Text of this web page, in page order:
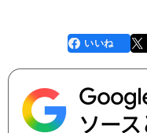
faceboo
k
いいね